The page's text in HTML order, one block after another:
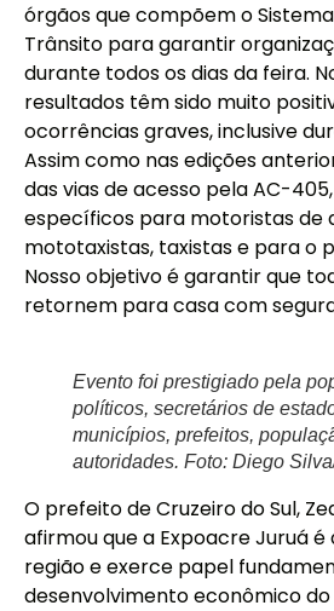
órgãos que compõem o
Trânsito para garantir
durante todos os dias da feira.
resultados têm sido muito
ocorrências graves, inclusive
Assim como nas edições
das vias de acesso pela AC-
específicos para motoristas de
mototaxistas, taxistas e para o
Nosso objetivo é garantir que
retornem para casa com
Evento foi prestigiado pela
políticos, secretários de
municípios, prefeitos,
autoridades. Foto: Diego
O prefeito de Cruzeiro do Sul,
afirmou que a Expoacre Juruá
região e exerce papel
desenvolvimento econômico